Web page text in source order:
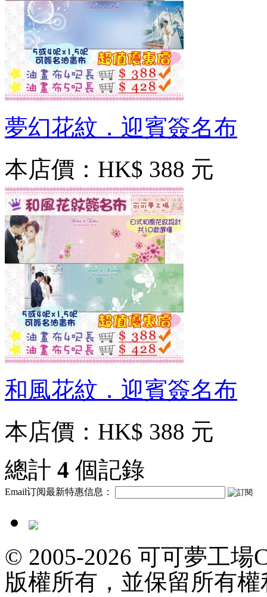
夢幻花紋．迎賓簽名布
本店價： HK$ 388 元
和風花紋．迎賓簽名布
本店價： HK$ 388 元
總計 4 個記錄
Email订阅最新特惠信息：
© 2005-2026 可可夢工場
版權所有，並保留所有權